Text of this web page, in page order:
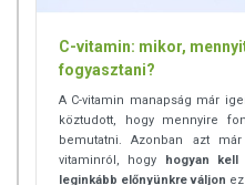
C-vitamin: mikor,
fogyasztani?
A C-vitamin manapság már
köztudott, hogy mennyire
bemutatni. Azonban azt
vitaminról, hogy
hogyan
leginkább előnyünkre váljon